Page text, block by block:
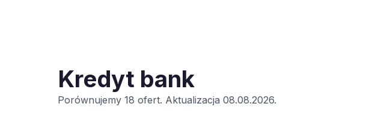
Kredyt bank
Porównujemy 18 ofert. Aktualizacja 08.08.2026.